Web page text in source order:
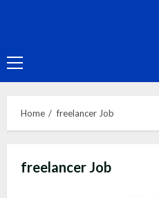
Primary
Menu
Home freelancer Job
freelancer Job